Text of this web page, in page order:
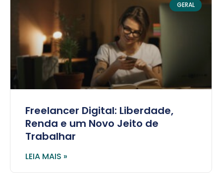
GERAL
Freelancer Digital: Liberdade,
Renda e um Novo Jeito de
Trabalhar
LEIA MAIS »